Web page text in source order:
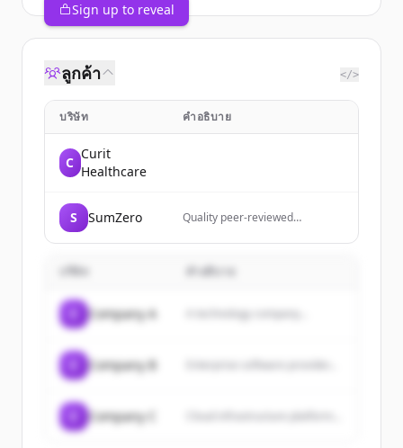
Sign up to reveal
ลูกค้า </>
บริษัท คำอธิบาย
C
Curit
Healthcare
S SumZero
Quality peer-reviewed
analysts and rising stars in the
คำอธิบาย
Company A A technology company...
Company B
Company C